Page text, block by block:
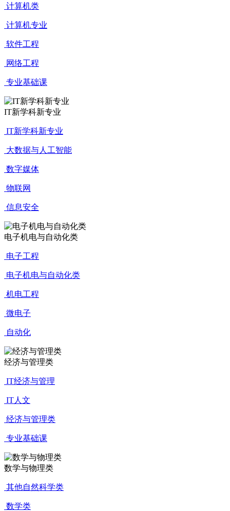
计算机类
计算机专业
软件工程
网络工程
专业基础课
IT新学科新专业
IT新学科新专业
大数据与人工智能
数字媒体
物联网
信息安全
电子机电与自动化类
电子工程
电子机电与自动化类
机电工程
微电子
自动化
经济与管理类
IT经济与管理
IT人文
经济与管理类
专业基础课
数学与物理类
其他自然科学类
数学类